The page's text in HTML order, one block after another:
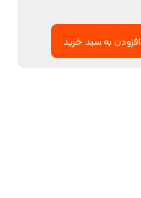
افزودن به سبد خرید